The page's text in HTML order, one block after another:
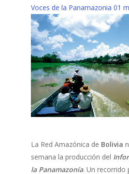
Voces de la Panamazonia 01
La Red Amazónica de Bolivia
semana la producción del
la Panamazonía. Un recorrido